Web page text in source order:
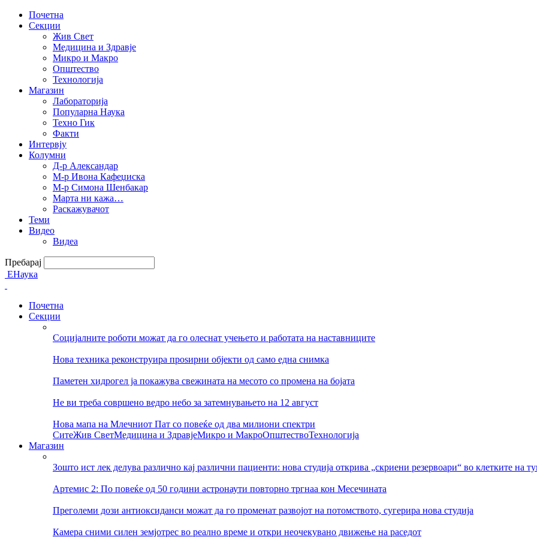
Почетна
Секции
Жив Свет
Медицина и Здравје
Микро и Макро
Општество
Технологија
Магазин
Лабораторија
Популарна Наука
Техно Гик
Факти
Интервју
Колумни
Д-р Александар
М-р Ивона Кафеџиска
М-р Симона Шенбакар
Марта ни кажа…
Раскажувачот
Теми
Видео
Видеа
Пребарај
ЕНаука
Почетна
Секции
Социјалните роботи можат да го олеснат учењето и работата на наставниците
Нова техника реконструира проѕирни објекти од само една снимка
Паметен хидрогел ја покажува свежината на месото со промена на бојата
Не ви треба совршено ведро небо за затемнувањето на 12 август
Нова мапа на Млечниот Пат со повеќе од два милиони спектри
СитеЖив СветМедицина и ЗдравјеМикро и МакроОпштествоТехнологија
Магазин
Зошто ист лек делува различно кај различни пациенти: нова студија открива „скриени резервоари“ во клетките на
Артемис 2: По повеќе од 50 години астронаути повторно тргнаа кон Месечината
Преголеми дози антиоксиданси можат да го променат развојот на потомството, сугерира нова студија
Камера сними силен земјотрес во реално време и откри неочекувано движење на раседот